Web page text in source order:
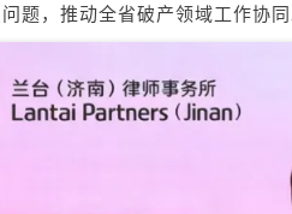
题，推动全省破产领域工作协